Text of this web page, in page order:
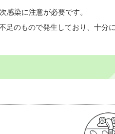
感染に注意が必要です。
足のもので発生しており、十分